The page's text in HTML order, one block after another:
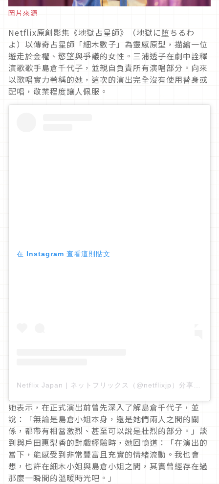
圖片來源
Netflix原創影集《地獄占星師》（地獄に堕ちるわ
よ）以傳奇占星師「細木數子」為靈感原型，描繪一位
遊走於金權、慾望與爭議的女性。三浦透子在劇中詮釋
演歌歌手島倉千代子，並親自負責所有演唱部分。向來
以歌唱實力著稱的她，這次的演出完全沒有使用替身或
配唱，敬業程度讓人佩服。
在 Instagram 查看這則貼文
她表示，在正式演出前曾先深入了解島倉千代子，並
說：「無論是島倉小姐本身，還是她們兩人之間的關
係，都帶有相當激烈、甚至可以說是壯烈的部分。」談
到與戶田惠梨香的對戲經驗時，她回憶道：「在演出的
當下，能感受到非常豐富且充實的情緒流動。我也會
想，也許在細木小姐與島倉小姐之間，其實曾經存在過
那麼一瞬間的溫暖時光吧。」